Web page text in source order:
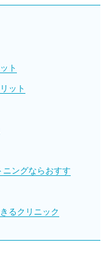
ト
ット
ニングならおすす
るクリニック